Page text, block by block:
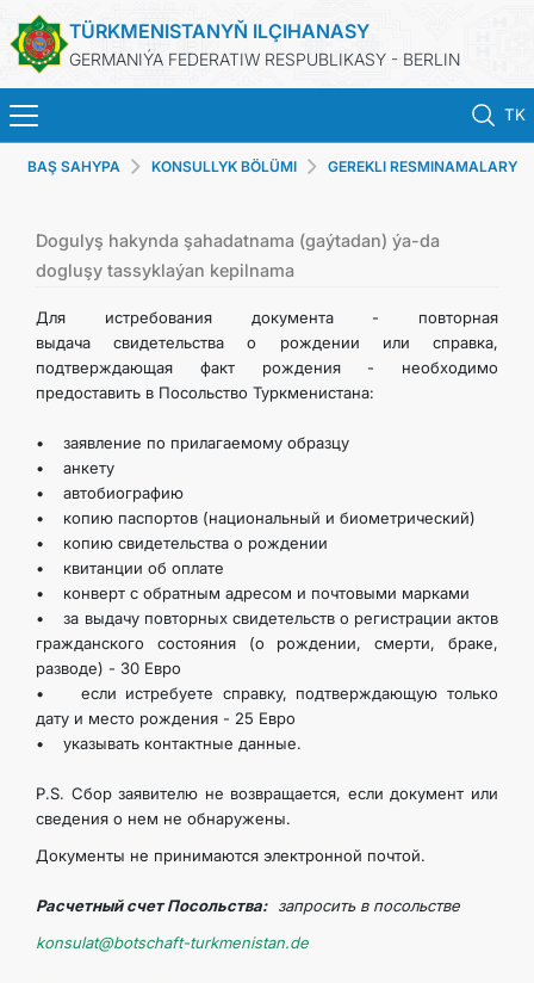
TÜRKMENISTANYŇ ILÇIHANASY
GERMANIÝA FEDERATIW RESPUBLIKASY - BERLIN
TK
BAŞ SAHYPA
HABARLAR
TÜRKMENISTAN
KONSULLYK BÖLÜMI
TÜRKMENISTANDA MAÝA GOÝUMLAR
ARAGATNAŞYK
BAŞ SAHYPA KONSULLYK BÖLÜMI GEREKLI RESMINAMALARY
Dogulyş hakynda şahadatnama (gaýtadan) ýa-da
dogluşy tassyklaýan kepilnama
Для истребования документа - повторная
выдача свидетельства о рождении или справка,
подтверждающая факт рождения - необходимо
предоставить в Посольство Туркменистана:
• заявление по прилагаемому образцу
• анкету
• автобиографию
• копию паспортов (национальный и биометрический)
• копию свидетельства о рождении
• квитанции об оплате
• конверт с обратным адресом и почтовыми марками
• за выдачу повторных свидетельств о регистрации актов
гражданского состояния (о рождении, смерти, браке,
разводе) - 30 Евро
• если истребуете справку, подтверждающую только
дату и место рождения - 25 Евро
• указывать контактные данные.
P.S. Сбор заявителю не возвращается, если документ или
сведения о нем не обнаружены.
Документы не принимаются электронной почтой.
Расчетный счет Посольства: запросить в посольстве
konsulat@botschaft-turkmenistan.de